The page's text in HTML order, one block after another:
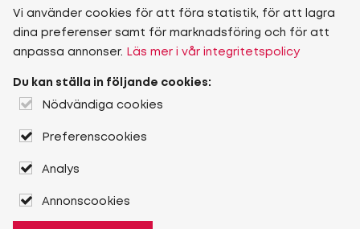
Vi använder cookies för att föra statistik, för att lagra
dina preferenser samt för marknadsföring och för att
anpassa annonser.
Läs mer i vår integritetspolicy
Du kan ställa in följande cookies:
Nödvändiga cookies
Preferenscookies
Analys
Annonscookies